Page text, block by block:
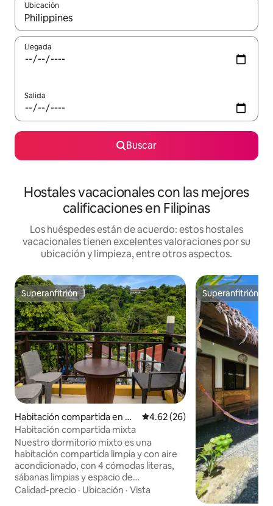
Ubicación
Cuando los resultados estén disponibles, navega con las
Llegada
Salida
Buscar
Hostales vacacionales con las mejores
calificaciones en Filipinas
Los huéspedes están de acuerdo: estos hostales
vacacionales tienen excelentes valoraciones por su
ubicación y limpieza, entre otros aspectos.
Superanfitrión
Superanfitrión
Habitación compartida en M
alay
Calificación promedio: 4.62 de
4.62 (26)
Habitación compartida mixta
Nuestro dormitorio mixto es una
habitación compartida limpia y con aire
acondicionado, con 4 cómodas literas,
sábanas limpias y espacio de
almacenamiento seguro. Es perfecto
Calidad-precio · Ubicación · Vista
Superanfitrión
Superanfitrión